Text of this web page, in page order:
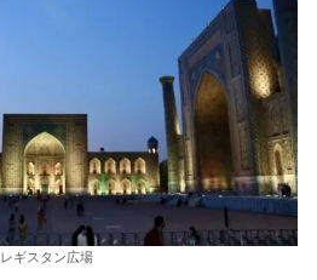
レギスタン広場